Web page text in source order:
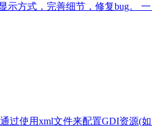
方式，完善细节，修复bug。
过使用xml文件来配置GDI资源(